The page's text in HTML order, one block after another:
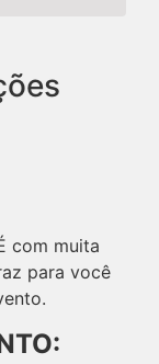
com muita
para você